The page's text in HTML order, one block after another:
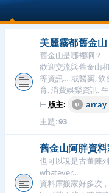
美麗霧都舊金山
舊金山是哪裡啊？
歡迎交流與舊金山
等資訊.....或醫藥,
育, 消費娛樂資訊,
⊢ 版主:
array
主題:93
舊金山阿胖資
也可以說是古董陳
whatever...
資料庫搬家好多次